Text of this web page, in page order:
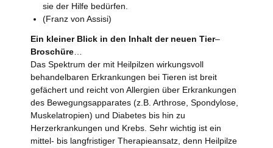
sie der Hilfe bedürfen.
(Franz von Assisi)
Ein kleiner Blick in den Inhalt der neuen Tier–
Broschüre…
Das Spektrum der mit Heilpilzen wirkungsvoll
behandelbaren Erkrankungen bei Tieren ist breit
gefächert und reicht von Allergien über Erkrankungen
des Bewegungsapparates (z.B. Arthrose, Spondylose,
Muskelatropien) und Diabetes bis hin zu
Herzerkrankungen und Krebs. Sehr wichtig ist ein
mittel- bis langfristiger Therapieansatz, denn Heilpilze